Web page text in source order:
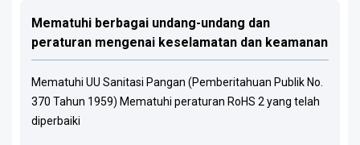
Mematuhi berbagai undang-undang dan
peraturan mengenai keselamatan dan keamanan
Mematuhi UU Sanitasi Pangan (Pemberitahuan Publik No.
370 Tahun 1959) Mematuhi peraturan RoHS 2 yang telah
diperbaiki